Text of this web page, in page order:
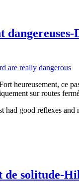
heureusement, ce
sur routes
had good reflexes
de solitude-